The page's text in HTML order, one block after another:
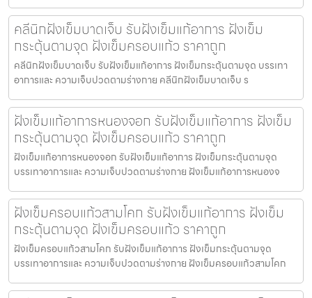
คลีนิกฝังเข็มบาดเจ็บ รับฝังเข็มแก้อาการ ฝังเข็ม
กระตุ้นตามจุด ฝังเข็มครอบแก้ว ราคาถูก
คลีนิกฝังเข็มบาดเจ็บ รับฝังเข็มแก้อาการ ฝังเข็มกระตุ้นตามจุด บรรเทา
อาการและ ความเจ็บปวดตามร่างกาย คลีนิกฝังเข็มบาดเจ็บ ร
ฝังเข็มแก้อาการหนองจอก รับฝังเข็มแก้อาการ ฝังเข็ม
กระตุ้นตามจุด ฝังเข็มครอบแก้ว ราคาถูก
ฝังเข็มแก้อาการหนองจอก รับฝังเข็มแก้อาการ ฝังเข็มกระตุ้นตามจุด
บรรเทาอาการและ ความเจ็บปวดตามร่างกาย ฝังเข็มแก้อาการหนองจ
ฝังเข็มครอบแก้วสามโคก รับฝังเข็มแก้อาการ ฝังเข็ม
กระตุ้นตามจุด ฝังเข็มครอบแก้ว ราคาถูก
ฝังเข็มครอบแก้วสามโคก รับฝังเข็มแก้อาการ ฝังเข็มกระตุ้นตามจุด
บรรเทาอาการและ ความเจ็บปวดตามร่างกาย ฝังเข็มครอบแก้วสามโคก